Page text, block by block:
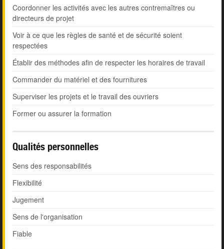
Coordonner les activités avec les autres contremaîtres ou
directeurs de projet
Voir à ce que les règles de santé et de sécurité soient
respectées
Établir des méthodes afin de respecter les horaires de travail
Commander du matériel et des fournitures
Superviser les projets et le travail des ouvriers
Former ou assurer la formation
Qualités personnelles
Sens des responsabilités
Flexibilité
Jugement
Sens de l'organisation
Fiable